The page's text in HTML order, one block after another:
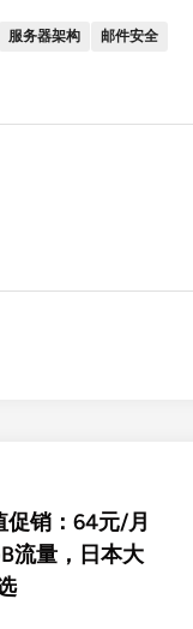
服务器架构 邮件安全
销：64元/月
流量，日本大